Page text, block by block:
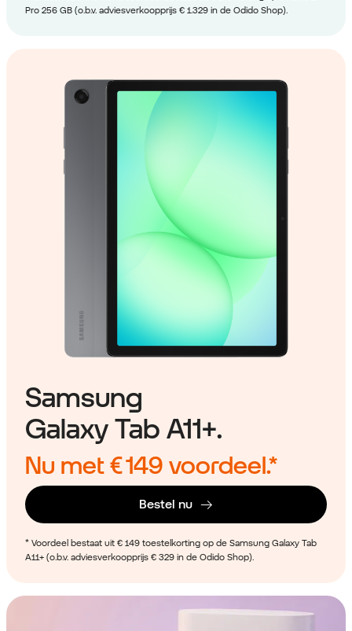
Pro 256 GB (o.b.v. adviesverkoopprijs € 1.329 in de Odido Shop).
Samsung
Galaxy Tab A11+.
Nu met€ 149 voordeel.*
Bestel nu
* Voordeel bestaat uit € 149 toestelkorting op de Samsung Galaxy Tab
A11+ (o.b.v. adviesverkoopprijs € 329 in de Odido Shop).